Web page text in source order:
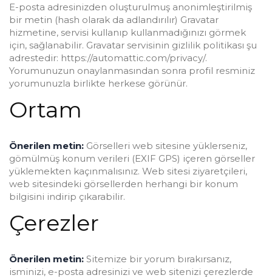
E-posta adresinizden oluşturulmuş anonimleştirilmiş
bir metin (hash olarak da adlandırılır) Gravatar
hizmetine, servisi kullanıp kullanmadığınızı görmek
için, sağlanabilir. Gravatar servisinin gizlilik politikası şu
adrestedir: https://automattic.com/privacy/.
Yorumunuzun onaylanmasından sonra profil resminiz
yorumunuzla birlikte herkese görünür.
Ortam
Önerilen metin: Görselleri web sitesine yüklerseniz,
gömülmüş konum verileri (EXIF GPS) içeren görseller
yüklemekten kaçınmalısınız. Web sitesi ziyaretçileri,
web sitesindeki görsellerden herhangi bir konum
bilgisini indirip çıkarabilir.
Çerezler
Önerilen metin: Sitemize bir yorum bırakırsanız,
isminizi, e-posta adresinizi ve web sitenizi çerezlerde